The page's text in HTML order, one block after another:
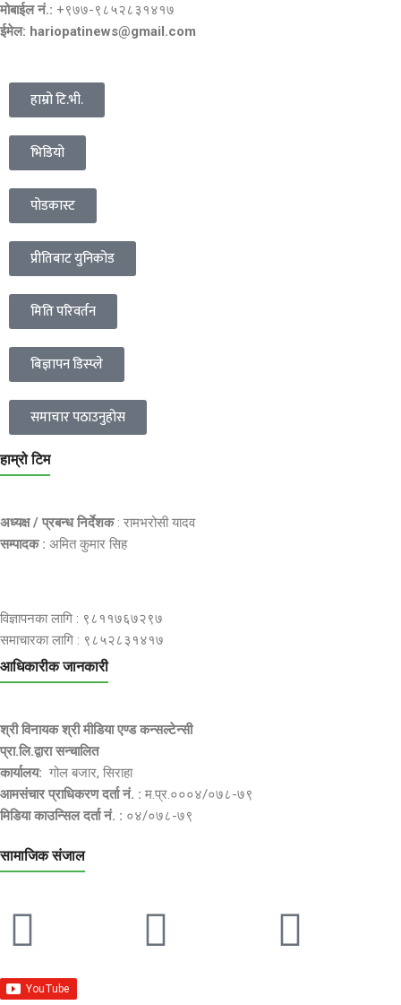
मोबाईल नं.: +९७७-९८५२८३१४१७
ईमेल: hariopatinews@gmail.com
हाम्रो टि.भी.
भिडियो
पोडकास्ट
प्रीतिबाट युनिकोड
मिति परिवर्तन
बिज्ञापन डिस्प्ले
समाचार पठाउनुहोस
हाम्रो टिम
अध्यक्ष / प्रबन्ध निर्देशक: रामभरोसी यादव
सम्पादक : अमित कुमार सिह
विज्ञापनका लागि : ९८११७६७२९७
समाचारका लागि : ९८५२८३१४१७
आधिकारीक जानकारी
श्री विनायक श्री मीडिया एण्ड कन्सल्टेन्सी
प्रा.लि.द्वारा सन्चालित
कार्यालय: गोल बजार, सिराहा
आमसंचार प्राधिकरण दर्ता नं. : म.प्र.०००४/०७८-७९
मिडिया काउन्सिल दर्ता नं. : ०४/०७८-७९
सामाजिक संजाल